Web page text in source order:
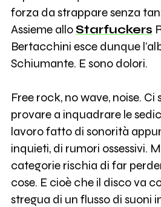
forza da strappare senza
Assieme alloStarfuckers
Bertacchini esce dunque
Schiumante. E sono dolori.
Free rock, no wave, noise. Ci
provare a inquadrare le
lavoro fatto di sonorità
inquieti, di rumori ossessivi.
categorie rischia di far
cose. E cioè che il disco va
stregua di un flusso di suoni